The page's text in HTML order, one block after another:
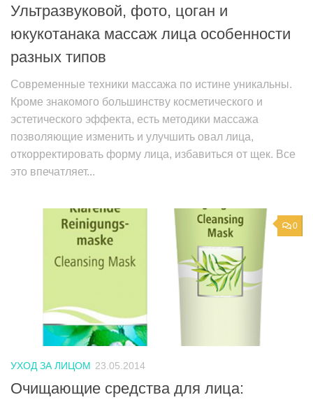
Ультразвуковой, фото, цоган и
юкукотанака массаж лица особенности
разных типов
Современные техники массажа по истине уникальны.
Кроме знакомого большинству косметического и
эстетического эффекта, есть методики массажа
позволяющие изменить и улучшить овал лица,
откорректировать форму лица, избавиться от щек. Все
это впечатляет...
0
УХОД ЗА ЛИЦОМ 23.05.2014
Очищающие средства для лица: